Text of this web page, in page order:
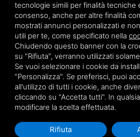
informazioni generiche
info@zucchini.it
ufficio commerciale
commerciale@zucchini.it
Privacy/Sitemap
tecnologie simili per finalità tecniche
consenso, anche per altre finalità
mostrati annunci personalizzati e
utili per te, come specificato nella
Chiudendo questo banner con la
su "Rifiuta", verranno utilizzati
Se vuoi selezionare i cookie da
"Personalizza". Se preferisci, puoi
all'utilizzo di tutti i cookie, anche
cliccando su "Accetta tutti". In
modificare la scelta effettuata.
Rifiuta